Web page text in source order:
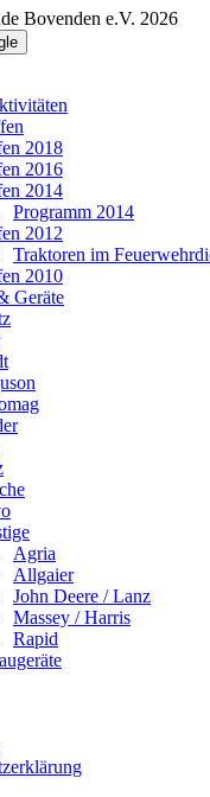
Bovenden e.V. 2026
2018
2016
2014
Programm 2014
2012
Traktoren im
2010
Geräte
Agria
Allgaier
John Deere / Lanz
Massey / Harris
Rapid